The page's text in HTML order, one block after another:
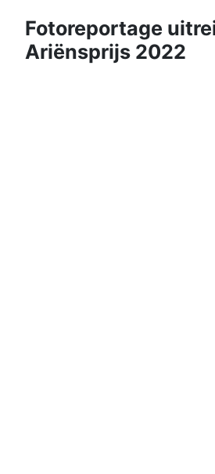
Fotoreportage
Ariënsprijs 2022